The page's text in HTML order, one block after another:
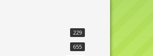
229
655